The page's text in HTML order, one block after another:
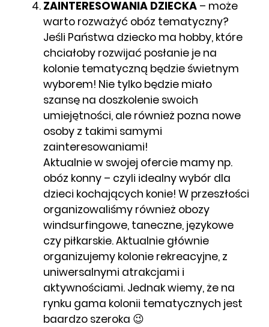
ZAINTERESOWANIA DZIECKA – może
warto rozważyć obóz tematyczny?
Jeśli Państwa dziecko ma hobby, które
chciałoby rozwijać posłanie je na
kolonie tematyczną będzie świetnym
wyborem! Nie tylko będzie miało
szansę na doszkolenie swoich
umiejętności, ale również pozna nowe
osoby z takimi samymi
zainteresowaniami!
Aktualnie w swojej ofercie mamy np.
obóz konny – czyli idealny wybór dla
dzieci kochających konie! W przeszłości
organizowaliśmy również obozy
windsurfingowe, taneczne, językowe
czy piłkarskie. Aktualnie głównie
organizujemy kolonie rekreacyjne, z
uniwersalnymi atrakcjami i
aktywnościami. Jednak wiemy, że na
rynku gama kolonii tematycznych jest
baardzo szeroka 😉